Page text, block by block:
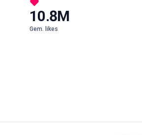
10.8M
Gem. likes